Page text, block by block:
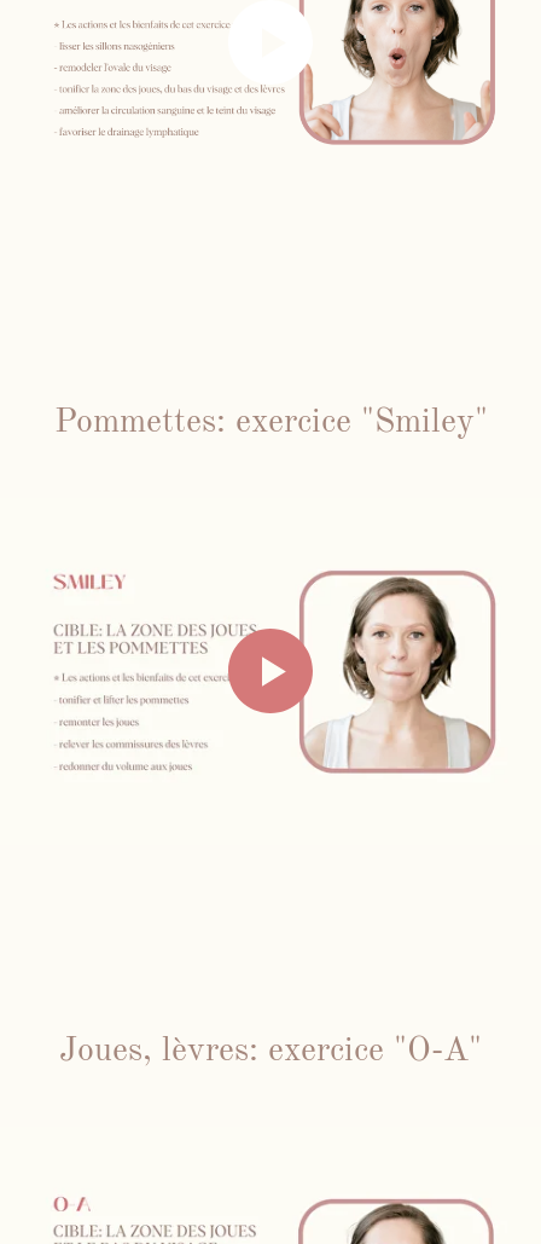
Pommettes: exercice "Smiley"
Joues, lèvres: exercice "O-A"